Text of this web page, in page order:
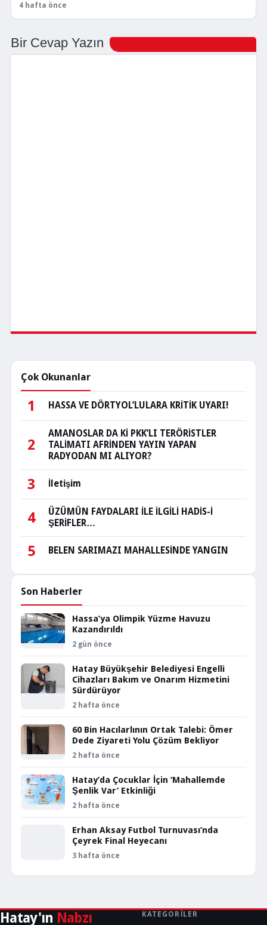
4 hafta önce
Bir Cevap Yazın
Çok Okunanlar
1 HASSA VE DÖRTYOL’LULARA KRİTİK UYARI!
2
AMANOSLAR DA Kİ PKK’LI TERÖRİSTLER
TALİMATI AFRİNDEN YAYIN YAPAN
RADYODAN MI ALIYOR?
3 İletişim
4
ÜZÜMÜN FAYDALARI İLE İLGİLİ HADİS-İ
ŞERİFLER…
5 BELEN SARIMAZI MAHALLESİNDE YANGIN
Son Haberler
Hassa’ya Olimpik Yüzme Havuzu
Kazandırıldı
2 gün önce
Hatay Büyükşehir Belediyesi Engelli
Cihazları Bakım ve Onarım Hizmetini
Sürdürüyor
2 hafta önce
60 Bin Hacılarlının Ortak Talebi: Ömer
Dede Ziyareti Yolu Çözüm Bekliyor
2 hafta önce
Hatay’da Çocuklar İçin ‘Mahallemde
Şenlik Var’ Etkinliği
2 hafta önce
Erhan Aksay Futbol Turnuvası’nda
Çeyrek Final Heyecanı
3 hafta önce
Hatay'ın Nabzı KATEGORILER